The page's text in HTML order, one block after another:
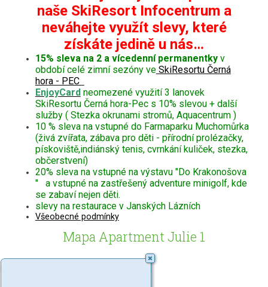
naše SkiResort Infocentrum a
neváhejte využít slevy, které
získáte jedině u nás…
15% sleva na 2 a vícedenní permanentkyv
období celé zimní sezóny veSkiResortu Černá
hora - PEC
EnjoyCard neomezené využití 3 lanovek
SkiResortu Černá hora-Pec s 10% slevou + další
služby ( Stezka okrunami stromů, Aquacentrum )
10 % sleva na vstupné do Farmaparku Muchomůrka
(živá zvířata, zábava pro děti - přírodní prolézačky,
pískoviště,indiánský tenis, cvrnkání kuliček, stezka,
občerstvení)
20% sleva na vstupné na výstavu "Do Krakonošova
" a vstupné na zastřešený adventure minigolf, kde
se zabaví nejen děti.
slevy na restaurace v Janských Lázních
Všeobecné podmínky
Mapa Apartment Julie 1